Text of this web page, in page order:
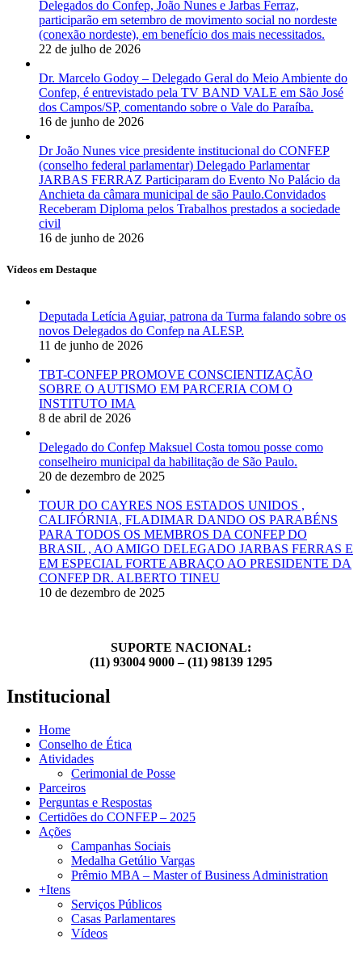
Delegados do Confep, João Nunes e Jarbas Ferraz,
participarão em setembro de movimento social no nordeste
(conexão nordeste), em benefício dos mais necessitados.
22 de julho de 2026
Dr. Marcelo Godoy – Delegado Geral do Meio Ambiente do
Confep, é entrevistado pela TV BAND VALE em São José
dos Campos/SP, comentando sobre o Vale do Paraíba.
16 de junho de 2026
Dr João Nunes vice presidente institucional do CONFEP
(conselho federal parlamentar) Delegado Parlamentar
JARBAS FERRAZ Participaram do Evento No Palácio da
Anchieta da câmara municipal de são Paulo.Convidados
Receberam Diploma pelos Trabalhos prestados a sociedade
civil
16 de junho de 2026
Vídeos em Destaque
Deputada Letícia Aguiar, patrona da Turma falando sobre os
novos Delegados do Confep na ALESP.
11 de junho de 2026
TBT-CONFEP PROMOVE CONSCIENTIZAÇÃO
SOBRE O AUTISMO EM PARCERIA COM O
INSTITUTO IMA
8 de abril de 2026
Delegado do Confep Maksuel Costa tomou posse como
conselheiro municipal da habilitação de São Paulo.
20 de dezembro de 2025
TOUR DO CAYRES NOS ESTADOS UNIDOS ,
CALIFÓRNIA, FLADIMAR DANDO OS PARABÉNS
PARA TODOS OS MEMBROS DA CONFEP DO
BRASIL , AO AMIGO DELEGADO JARBAS FERRAS E
EM ESPECIAL FORTE ABRAÇO AO PRESIDENTE DA
CONFEP DR. ALBERTO TINEU
10 de dezembro de 2025
SUPORTE NACIONAL:
(11) 93004 9000 – (11) 98139 1295
Institucional
Home
Conselho de Ética
Atividades
Cerimonial de Posse
Parceiros
Perguntas e Respostas
Certidões do CONFEP – 2025
Ações
Campanhas Sociais
Medalha Getúlio Vargas
Prêmio MBA – Master of Business Administration
+Itens
Serviços Públicos
Casas Parlamentares
Vídeos